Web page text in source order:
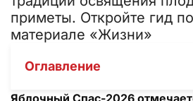
приметы. Откройте гид
материале «Жизни»
Оглавление
Яблочный Спас-2026